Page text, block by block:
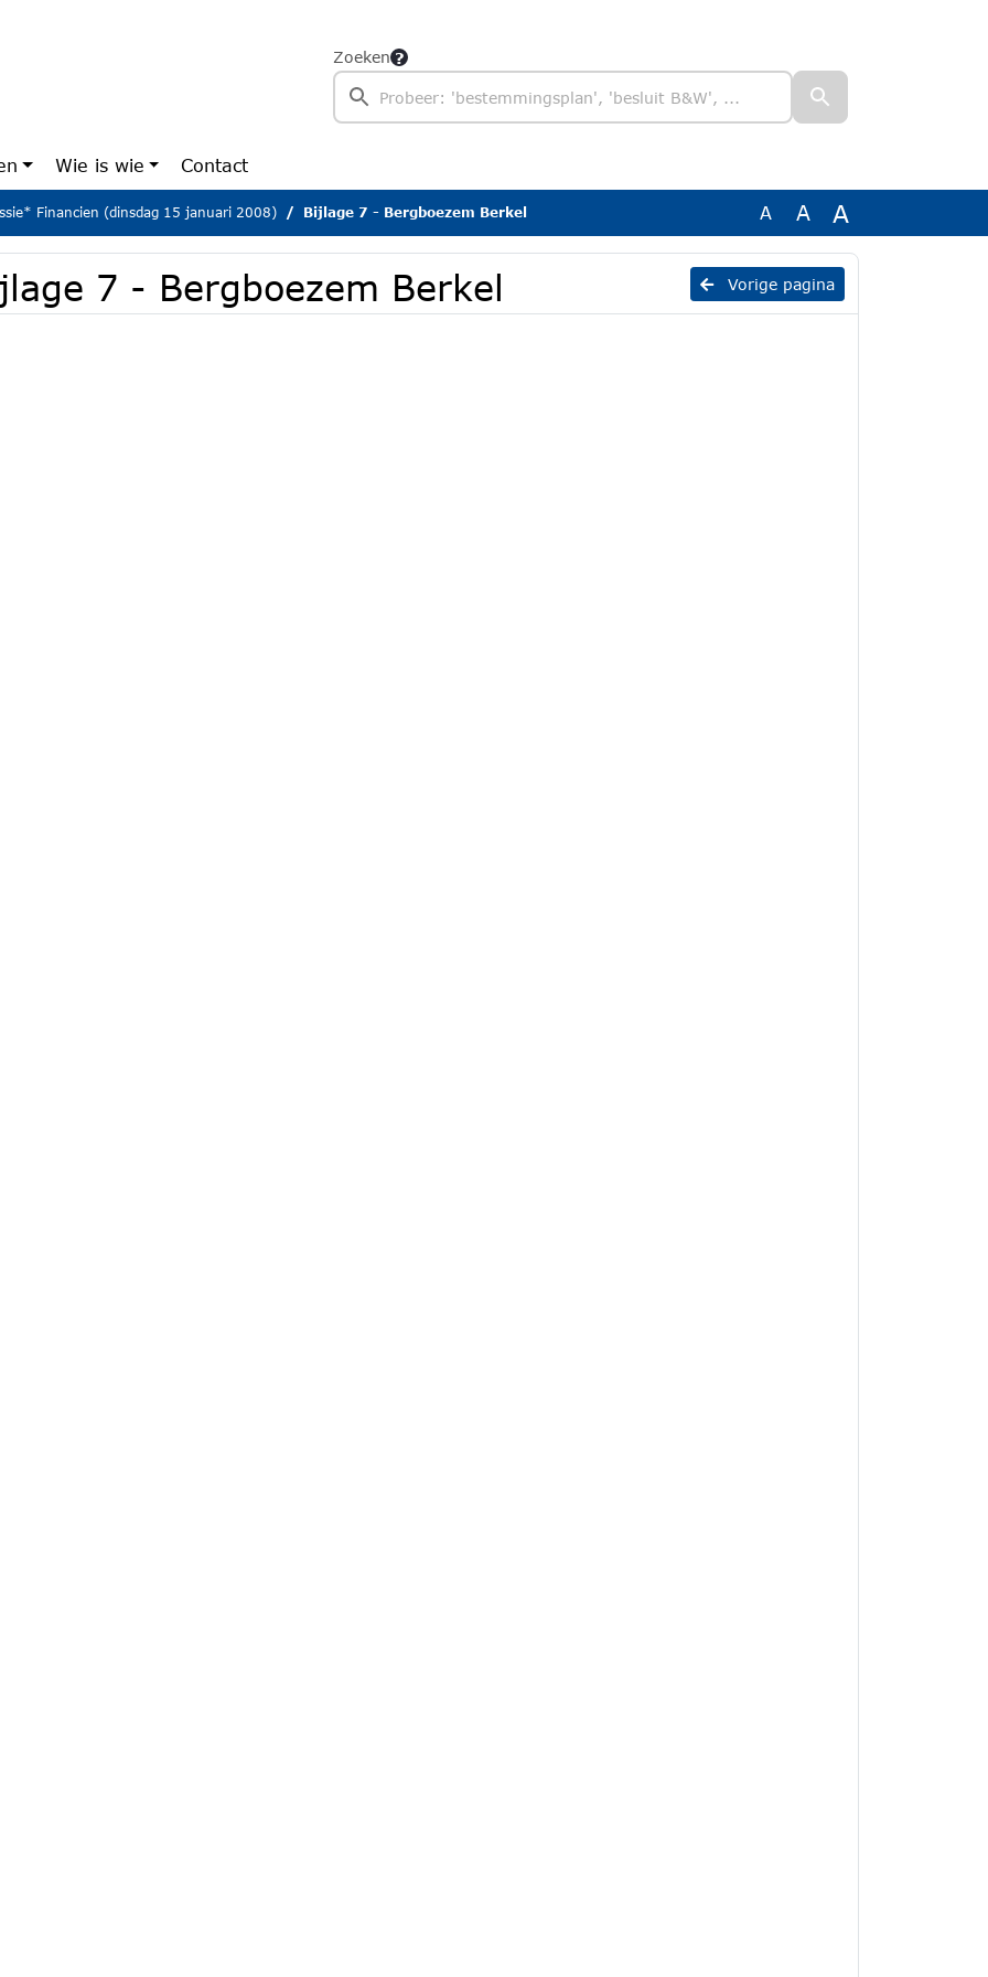
Zoeken
Wie is wie Contact
Financien (dinsdag 15 januari 2008) Bijlage 7 - Bergboezem Berkel A A A
Vorige pagina
7 - Bergboezem Berkel